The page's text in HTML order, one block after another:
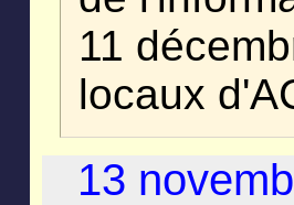
11
locaux
13